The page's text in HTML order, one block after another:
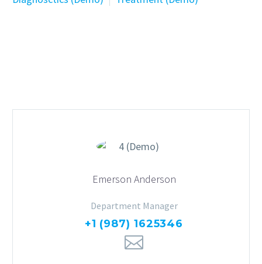
Emerson Anderson
Department Manager
+1 (987) 1625346